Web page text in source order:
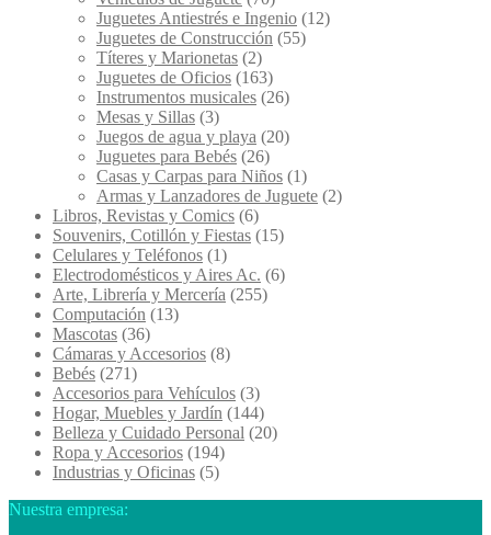
Juguetes Antiestrés e Ingenio (12)
Juguetes de Construcción (55)
Títeres y Marionetas (2)
Juguetes de Oficios (163)
Instrumentos musicales (26)
Mesas y Sillas (3)
Juegos de agua y playa (20)
Juguetes para Bebés (26)
Casas y Carpas para Niños (1)
Armas y Lanzadores de Juguete (2)
Libros, Revistas y Comics (6)
Souvenirs, Cotillón y Fiestas (15)
Celulares y Teléfonos (1)
Electrodomésticos y Aires Ac. (6)
Arte, Librería y Mercería (255)
Computación (13)
Mascotas (36)
Cámaras y Accesorios (8)
Bebés (271)
Accesorios para Vehículos (3)
Hogar, Muebles y Jardín (144)
Belleza y Cuidado Personal (20)
Ropa y Accesorios (194)
Industrias y Oficinas (5)
Nuestra empresa: